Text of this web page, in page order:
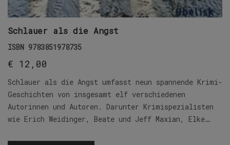
Schlauer als die Angst
ISBN 9783851978735
€ 12,00
Schlauer als die Angst umfasst neun spannende Krimi-
Geschichten von insgesamt elf verschiedenen
Autorinnen und Autoren. Darunter Krimispezialisten
wie Erich Weidinger, Beate und Jeff Maxian, Elke…